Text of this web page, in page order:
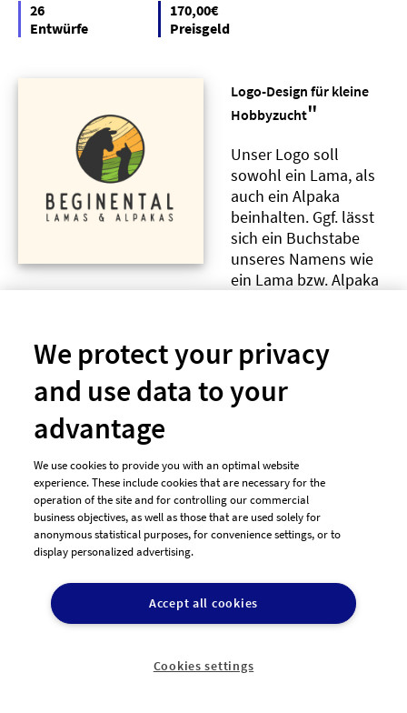
26
Entwürfe
170,00€
Preisgeld
Logo-Design für kleine
Hobbyzucht"
Unser Logo soll
sowohl ein Lama, als
auch ein Alpaka
beinhalten. Ggf. lässt
sich ein Buchstabe
unseres Namens wie
ein Lama bzw. Alpaka
Das Logo sollte als Vectorgrafik zur Verfügung gestellt
werden, damit es sich für P..
113
Entwürfe
designenlassen.de ist eine einfache, schnelle und risikolose
bezahlbaren Preis zu bekommen.
We protect your privacy
and use data to your
advantage
We use cookies to provide you with an optimal website
experience. These include cookies that are necessary for the
operation of the site and for controlling our commercial
business objectives, as well as those that are used solely for
anonymous statistical purposes, for convenience settings, or to
display personalized advertising.
Accept all cookies
Cookies settings